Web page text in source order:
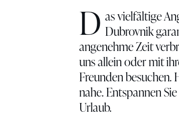
D as vielfältige
Dubrovnik
angenehme Zeit
uns allein oder mit
Freunden besuchen.
nahe. Entspannen
Urlaub.